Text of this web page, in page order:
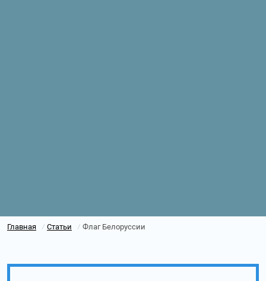
Главная / Статьи / Флаг Белоруссии